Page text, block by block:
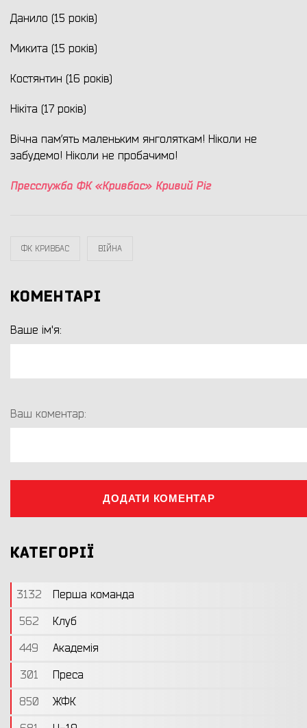
Данило (15 років)
Микита (15 років)
Костянтин (16 років)
Нікіта (17 років)
Вічна пам’ять маленьким янголяткам! Ніколи не
забудемо! Ніколи не пробачимо!
Пресслужба ФК «Кривбас» Кривий Ріг
ФК КРИВБАС ВІЙНА
КОМЕНТАРІ
Ваше ім'я:
Ваш коментар:
ДОДАТИ КОМЕНТАР
КАТЕГОРІЇ
3132
Перша команда
562
Клуб
449
Академія
301
Преса
850
ЖФК